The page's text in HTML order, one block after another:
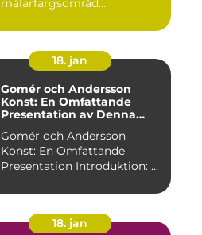
målarfärgsområd...
18. jan
Gomér och Andersson
Konst: En Omfattande
Presentation av Denna
Gomér och Andersson
Konst: En Omfattande
Presentation Introduktion: ...
18. jan